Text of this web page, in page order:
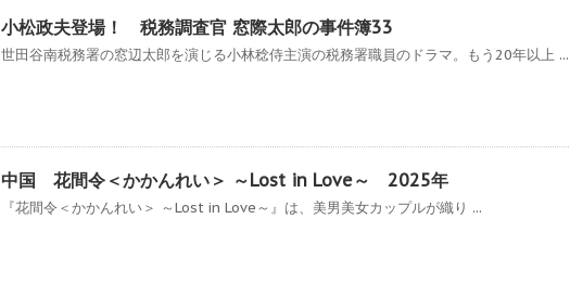
小松政夫登場！ 税務調査官 窓際太郎の事件簿33
世田谷南税務署の窓辺太郎を演じる小林稔侍主演の税務署職員のドラマ。もう20年以上 ...
中国 花間令＜かかんれい＞ ～Lost in Love～ 2025年
『花間令＜かかんれい＞ ～Lost in Love～』は、美男美女カップルが織り ...